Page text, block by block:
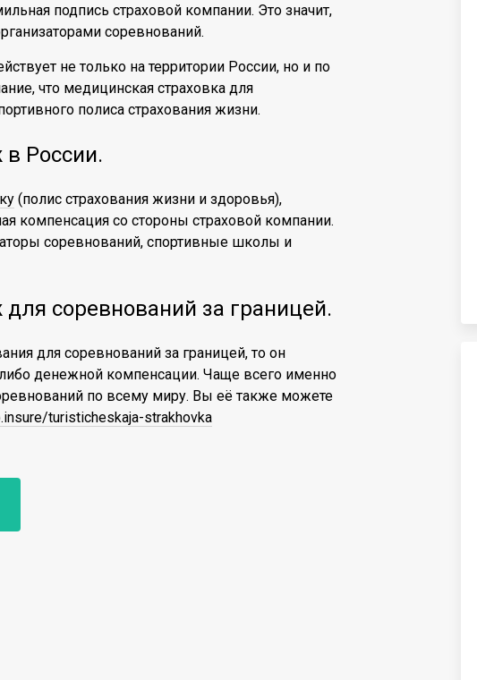
подпись страховой компании. Это значит,
соревнований.
не только на территории России, но и по
что медицинская страховка для
полиса страхования жизни.
России.
(полис страхования жизни и здоровья),
компенсация со стороны страховой компании.
соревнований, спортивные школы и
соревнований за границей.
для соревнований за границей, то он
денежной компенсации. Чаще всего именно
по всему миру. Вы её также можете
turisticheskaja-strakhovka